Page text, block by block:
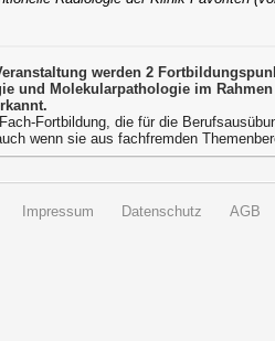
werden 2
und Molekularpathologie im
Fortbildung, die für die
wenn sie aus fachfremden
Impressum Datenschutz AGB